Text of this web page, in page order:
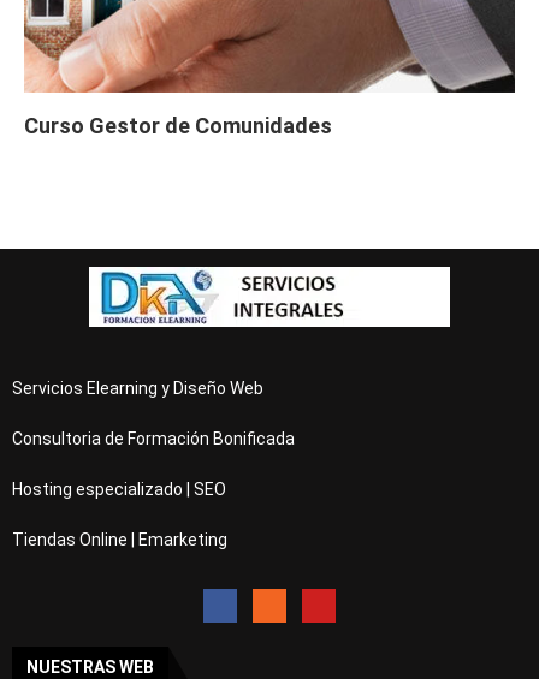
Curso Gestor de Comunidades
Servicios Elearning y Diseño Web
Consultoria de Formación Bonificada
Hosting especializado | SEO
Tiendas Online | Emarketing
NUESTRAS WEB